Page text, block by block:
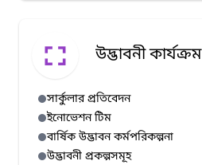
উদ্ভাবনী কার্যক্রম
সার্কুলার প্রতিবেদন
ইনোভেশন টিম
বার্ষিক উদ্ভাবন কর্মপরিকল্পনা
উদ্ভাবনী প্রকল্পসমূহ